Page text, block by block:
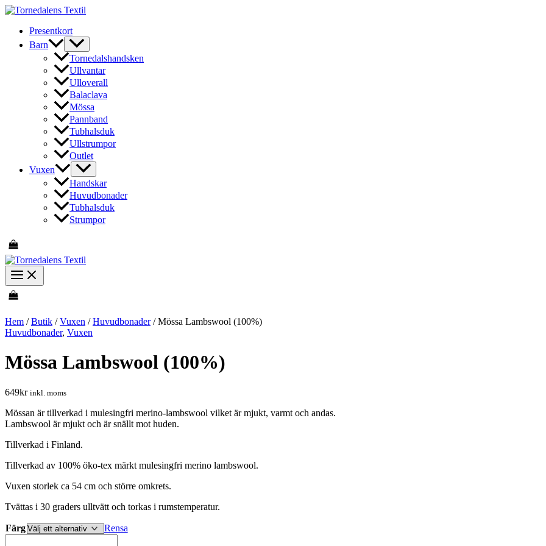
Hoppa
innehållPresentkort
Barn
Tornedalshandsken
Ullvantar
Ulloverall
Balaclava
Mössa
Pannband
Tubhalsduk
Ullstrumpor
Outlet
Vuxen
Handskar
Huvudbonader
Tubhalsduk
Strumpor
Hem /Butik /Vuxen /Huvudbonader/ Mössa Lambswool (100%)
Huvudbonader, Vuxen
Mössa Lambswool (100%)
649kr inkl. moms
Mössan är tillverkad i mulesingfri merino-lambswool vilket är mjukt, varmt och andas.
Lambswool är mjukt och är snällt mot huden.
Tillverkad i Finland.
Tillverkad av 100% öko-tex märkt mulesingfri merino lambswool.
Vuxen storlek ca 54 cm och större omkrets.
Tvättas i 30 graders ulltvätt och torkas i rumstemperatur.
Färg
Rensa